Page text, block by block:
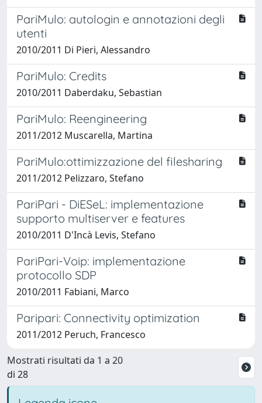
PariMulo: autologin e annotazioni degli
utenti
2010/2011 Di Pieri, Alessandro
PariMulo: Credits
2010/2011 Daberdaku, Sebastian
PariMulo: Reengineering
2011/2012 Muscarella, Martina
PariMulo:ottimizzazione del filesharing
2011/2012 Pelizzaro, Stefano
PariPari - DiESeL: implementazione
supporto multiserver e features
2010/2011 D'Incà Levis, Stefano
PariPari-Voip: implementazione
protocollo SDP
2010/2011 Fabiani, Marco
Paripari: Connectivity optimization
2011/2012 Peruch, Francesco
Mostrati risultati da 1 a 20
di 28